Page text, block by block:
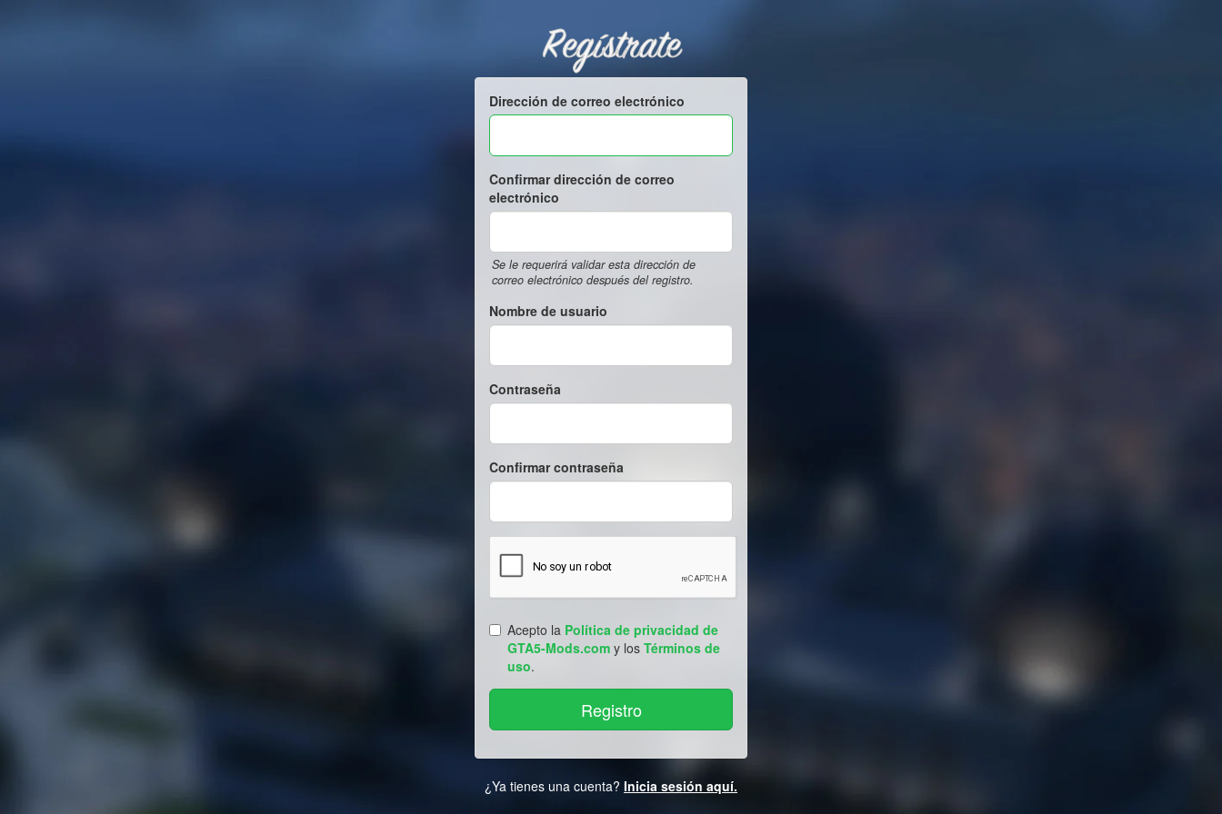
Regístrate
Dirección de correo electrónico
Confirmar dirección de correo
electrónico
Se le requerirá validar esta dirección de
correo electrónico después del registro.
Nombre de usuario
Contraseña
Confirmar contraseña
Acepto la Política de privacidad de
GTA5-Mods.com y los Términos de
uso.
¿Ya tienes una cuenta? Inicia sesión aquí.